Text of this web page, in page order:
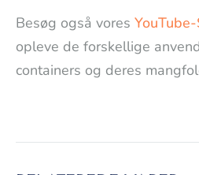
Besøg også vores
opleve de forskellige
containers og deres